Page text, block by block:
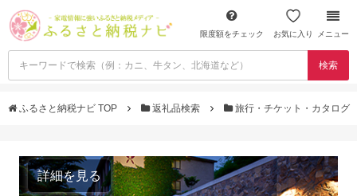
限度額をチェック お気に入り メニュー
検索
ふるさと納税ナビ TOP 返礼品検索 旅行・チケット・カタログ
詳細を見る